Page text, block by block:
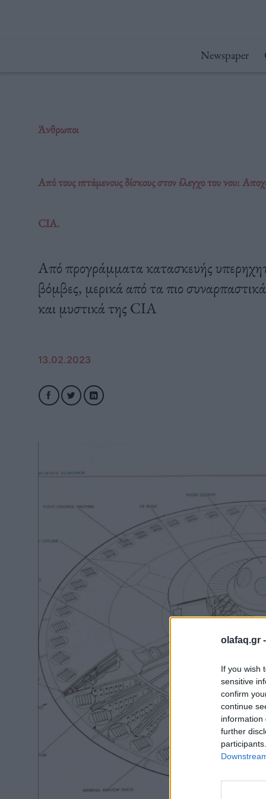
olafaq.gr -
If you wish
sensitive
confirm
continue
information
further
Newspaper
Άνθρωποι
Από τους ιπτάμενους δίσκους στον έλεγχο του νου:
CIA.
Από προγράμματα κατασκευής
βόμβες, μερικά από τα πιο
και μυστικά της CIA
13.02.2023